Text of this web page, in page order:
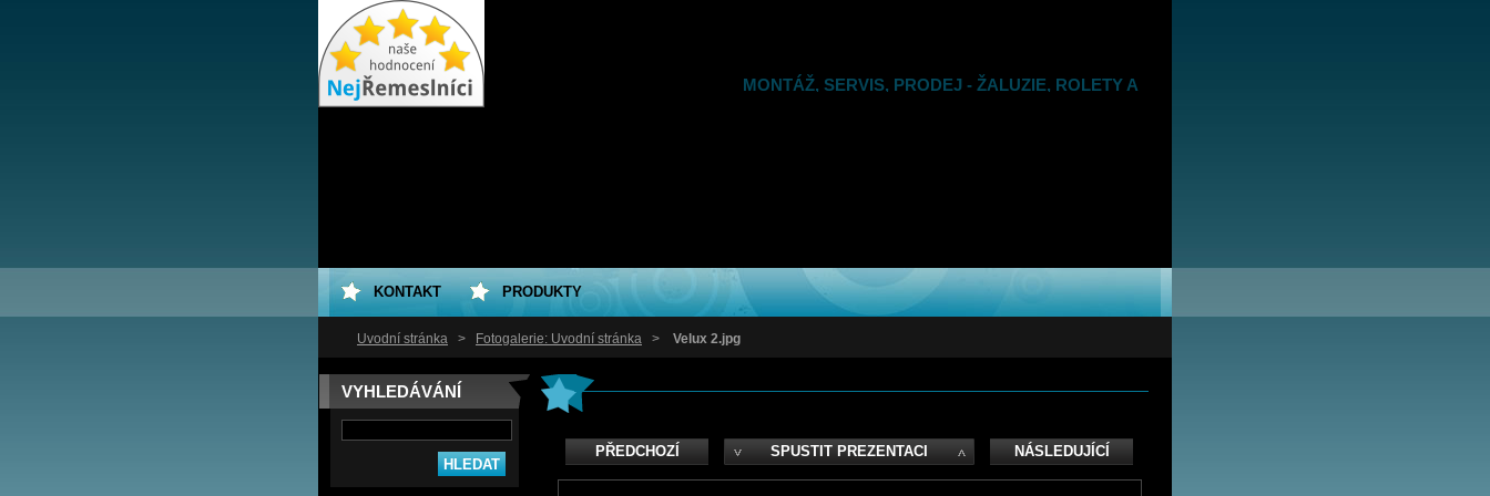
MONTÁŽ, SERVIS, PRODEJ - ŽALUZIE, ROLETY A
Úvodní stránka > Fotogalerie: Úvodní stránka > Velux 2.jpg
VYHLEDÁVÁNÍ
PŘEDCHOZÍ SPUSTIT PREZENTACI NÁSLEDUJÍCÍ
KONTAKT PRODUKTY